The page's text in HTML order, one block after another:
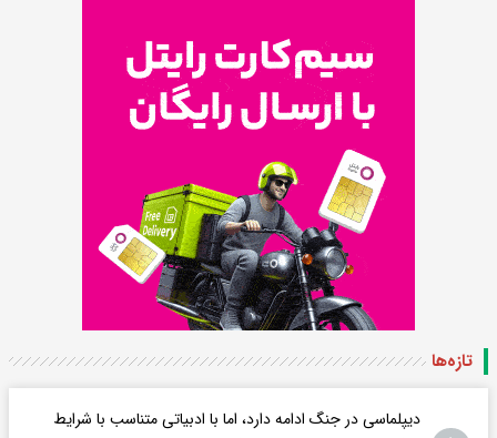
تازه‌ها
دیپلماسی در جنگ ادامه دارد، اما با ادبیاتی متناسب با شرایط